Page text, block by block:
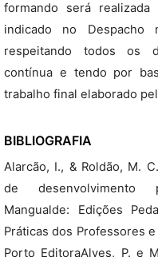
formando será
indicado no
respeitando todos os
contínua e tendo por
trabalho final elaborado
BIBLIOGRAFIA
Alarcão, I., & Roldão, M.
de desenvolvimento
Mangualde: Edições
Práticas dos Professores
Porto EditoraAlves, P. e